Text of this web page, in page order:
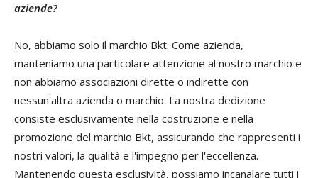
aziende?
No, abbiamo solo il marchio Bkt. Come azienda,
manteniamo una particolare attenzione al nostro marchio e
non abbiamo associazioni dirette o indirette con
nessun'altra azienda o marchio. La nostra dedizione
consiste esclusivamente nella costruzione e nella
promozione del marchio Bkt, assicurando che rappresenti i
nostri valori, la qualità e l'impegno per l'eccellenza.
Mantenendo questa esclusività, possiamo incanalare tutti i